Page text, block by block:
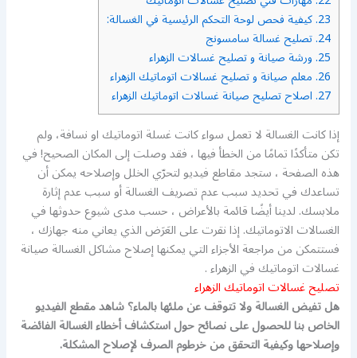
23. كيفية فحص لوحة التحكم الرئيسية في الغسالة:
24. تصليح غسالة سامسونج
25. ورشة صيانة و تصليح غسالات الزهراء
26. معلم صيانة و تصليح غسالات اتوماتيك الزهراء
27. اصلاح تصليح صيانة غسالات اتوماتيك الزهراء
إذا كانت الغسالة لا تعمل سواء كانت غسلة اتوماتيك او نسافة، ولم
تكن متأكدًا تمامًا من الخطأ فيها ، فقد وصلت إلى المكان الصحيح! في
هذه الصفحة ، ستجد مقاطع فيديو لتحرّي الخلل وإصلاحه يمكن أن
تساعدك في تحديد سبب عدم تصريف الغسالة أو سبب عدم إثارة
ملابسك. لدينا أيضًا قائمة بالأعراض ، حسب مدى شيوع حدوثها في
الغسالات الاتوماتيك. إذا نقرت على العَرَض الذي يعاني منه جهازك ،
فستتمكن من مراجعة الأجزاء التي يمكنها إصلاح مشاكل الغسالة صيانة
غسالات اتوماتيك في الزهراء .
تصليح غسالات اتوماتيك الزهراء
هل تفيض الغسالة ولا تتوقف عن ملئها بالماء؟ شاهد مقطع الفيديو
الخاص بنا للحصول على نصائح حول استكشاف أخطاء الغسالة الفائضة
وإصلاحها وكيفية التحقق من خرطوم الصرف لإصلاح المشكلة.